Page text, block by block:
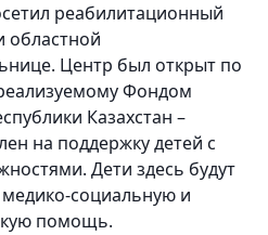
реабилитационный
областной
Центр был открыт по
Фондом
Казахстан –
на поддержку детей с
Дети здесь будут
социальную и
помощь.